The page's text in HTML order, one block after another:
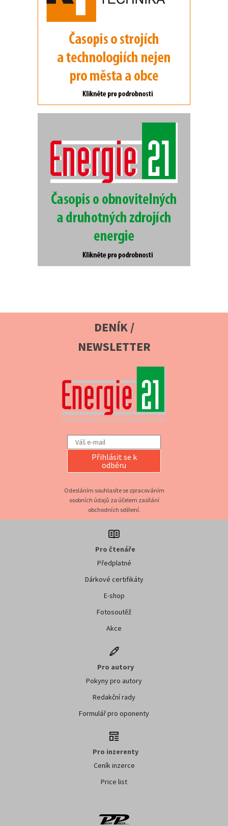
DENÍK /
NEWSLETTER
Přihlásit se k
odběru
Odesláním souhlasíte se zpracováním
osobních údajů za účelem zasílání
obchodních sdělení.
Pro čtenáře
Předplatné
Dárkové certifikáty
E-shop
Fotosoutěž
Akce
Pro autory
Pokyny pro autory
Redakční rady
Formulář pro oponenty
Pro inzerenty
Ceník inzerce
Price list